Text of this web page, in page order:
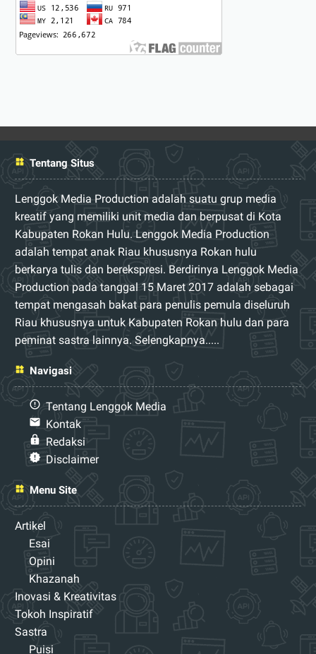
Tentang Situs
Lenggok Media Production adalah suatu grup media
kreatif yang memiliki unit media dan berpusat di Kota
Kabupaten Rokan Hulu. Lenggok Media Production
adalah tempat anak Riau khususnya Rokan hulu
berkarya tulis dan berekspresi. Berdirinya Lenggok Media
Production pada tanggal 15 Maret 2017 adalah sebagai
tempat mengasah bakat para penulis pemula diseluruh
Riau khususnya untuk Kabupaten Rokan hulu dan para
peminat sastra lainnya. Selengkapnya.....
Navigasi
Tentang Lenggok Media
Kontak
Redaksi
Disclaimer
Menu Site
Artikel
Esai
Opini
Khazanah
Inovasi & Kreativitas
Tokoh Inspiratif
Sastra
Puisi